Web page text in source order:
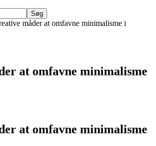
måder at omfavne minimalisme i
at omfavne minimalisme
at omfavne minimalisme